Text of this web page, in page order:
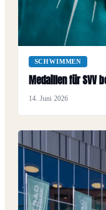
SCHWIMMEN
Medaillen für SVV
14. Juni 2026